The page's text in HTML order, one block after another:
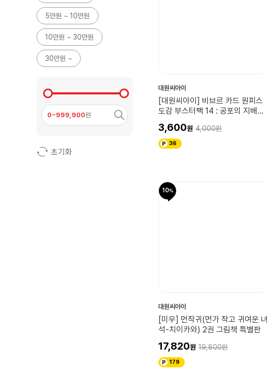
5만원 ~ 10만원
10만원 ~ 30만원
30만원 ~
0~999,900원
초기화
대원씨아이
[대원씨아이] 비브르 카드 원피스
도감 부스터팩 14 : 공포의 지배자!
3,600 4,000
36
10
대원씨아이
[미우] 먼작귀(먼가 작고 귀여운 녀
석-치이카와) 2권 그림책 특별판
17,820 19,800
179